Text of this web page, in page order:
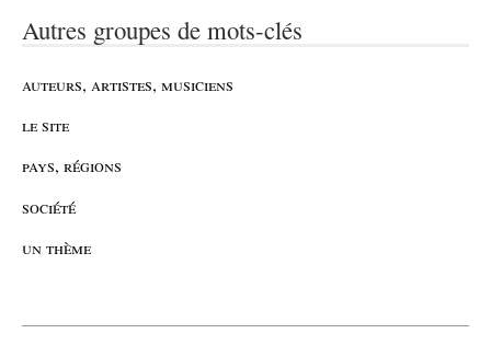
Autres groupes de mots-clés
auteurs, artistes, musiciens
le site
pays, régions
société
un thème